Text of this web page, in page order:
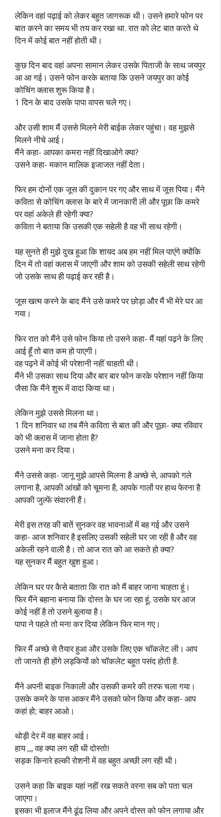
लेकिन वहां पढ़ाई को लेकर बहुत जागरूक थी। उसने हमारे फोन पर
बात करने का समय भी तय कर रखा था. रात को लेट बात करते थे
दिन में कोई बात नहीं होती थी।
कुछ दिन बाद वहां अपना सामान लेकर उसके पिताजी के साथ जयपुर
आ आ गई। उसने फोन करके बताया कि उसने जयपुर का कोई
कोचिंग क्लास शुरू किया है।
1 दिन के बाद उसके पापा वापस चले गए।
और उसी शाम मैं उससे मिलने मेरी बाईक लेकर पहुंचा। वह मुझसे
मिलने नीचे आई।
मैंने कहा- आपका कमरा नहीं दिखाओगे क्या?
उसने कहा- मकान मालिक इजाजत नहीं देता।
फिर हम दोनों एक जूस की दुकान पर गए और साथ में जूस पिया। मैंने
कविता से कोचिंग क्लास के बारे में जानकारी ली और पूछा कि कमरे
पर वहां अकेले ही रहेगी क्या?
कविता ने बताया कि उसकी एक सहेली है वह भी साथ रहेगी।
यह सुनते ही मुझे दुख हुआ कि शायद अब हम नहीं मिल पाएंगे क्योंकि
दिन में तो वहां क्लास में जाएगी और शाम को उसकी सहेली साथ रहेगी
जो उसके साथ ही पढ़ाई कर रही है।
जूस खत्म करने के बाद मैंने उसे कमरे पर छोड़ा और मैं भी मेरे घर आ
गया।
फिर रात को मैंने उसे फोन किया तो उसने कहा- मैं यहां पढ़ने के लिए
आई हूँ तो बात कम हो पाएगी।
वह पढ़ने में कोई भी परेशानी नहीं चाहती थी।
मैंने भी उसका साथ दिया और बार बार फोन करके परेशान नहीं किया
जैसा कि मैंने शुरू में वादा किया था।
लेकिन मुझे उससे मिलना था।
1 दिन शनिवार था तब मैंने कविता से बात की और पूछा- क्या रविवार
को भी क्लास में जाना होता है?
उसने मना कर दिया।
मैंने उससे कहा- जानू मुझे आपसे मिलना है अच्छे से, आपको गले
लगाना है, आपकी आंखों को चूमना है, आपके गालों पर हाथ फेरना है
आपकी जुल्फें संवारनी हैं।
मेरी इस तरह की बातें सुनकर वह भावनाओं में बह गई और उसने
कहा- आज शनिवार है इसलिए उसकी सहेली घर जा रही है और वह
अकेली रहने वाली है। तो आज रात को आ सकते हो क्या?
यह सुनकर मैं बहुत खुश हुआ।
लेकिन घर पर कैसे बताता कि रात को मैं बाहर जाना चाहता हूं।
फिर मैंने बहाना बनाया कि दोस्त के घर जा रहा हूं, उसके घर आज
कोई नहीं है तो उसने बुलाया है।
पापा ने पहले तो मना कर दिया लेकिन फिर मान गए।
फिर मैं अच्छे से तैयार हुआ और उसके लिए एक चॉकलेट ली। आप
तो जानते ही होंगे लड़कियों को चॉकलेट बहुत पसंद होती है.
मैंने अपनी बाइक निकाली और उसकी कमरे की तरफ चला गया।
उसके कमरे के पास आकर मैंने उसको फोन किया और कहा- आप
कहां हो; बाहर आओ।
थोड़ी देर में वह बाहर आई।
हाय ,,, वह क्या लग रही थी दोस्तो!
सड़क किनारे हल्की रोशनी में वह बहुत अच्छी लग रही थी।
उसने कहा कि बाइक यहां नहीं रख सकते वरना सब को पता चल
जाएगा।
इसका भी इलाज मैंने ढूंढ लिया और अपने दोस्त को फोन लगाया और